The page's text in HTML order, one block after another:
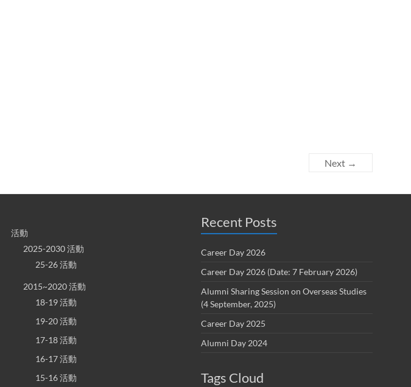
Next →
活動
2025-2030 活動
25-26 活動
2015~2020 活動
18-19 活動
19-20 活動
17-18 活動
16-17 活動
15-16 活動
Recent Posts
Career Day 2026
Career Day 2026 (Date: 7 February 2026)
Alumni Sharing Session on Overseas Studies
(4 September, 2025)
Career Day 2025
Alumni Day 2024
Tags Cloud